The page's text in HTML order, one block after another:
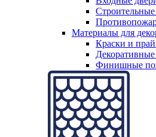
Материалы для
Краски и
Финишные